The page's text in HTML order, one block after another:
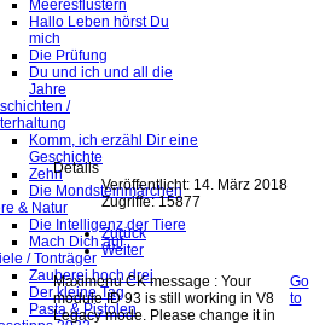
Meeresflüstern
Hallo Leben hörst Du
mich
Die Prüfung
Du und ich und all die
Jahre
/
Komm, ich erzähl Dir eine
Geschichte
Zehn
Die Mondsteinmärchen
& Natur
Die Intelligenz der Tiere
Mach Dich auf
/ Tonträger
Zauberei hoch drei
Der kleine Tag
Pasta & Pistolen
Details
Veröffentlicht: 14. März 2018
Zugriffe: 15877
Zurück
Weiter
Maximenu CK message : Your
module ID 93 is still working in V8
Legacy mode. Please change it in
Go
to